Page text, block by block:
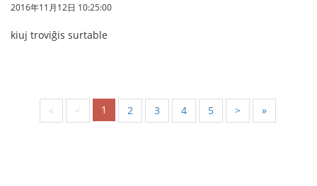
2016年11月12日 10:25:00
kiuj troviĝis surtable
« < 1 2 3 4 5 > »